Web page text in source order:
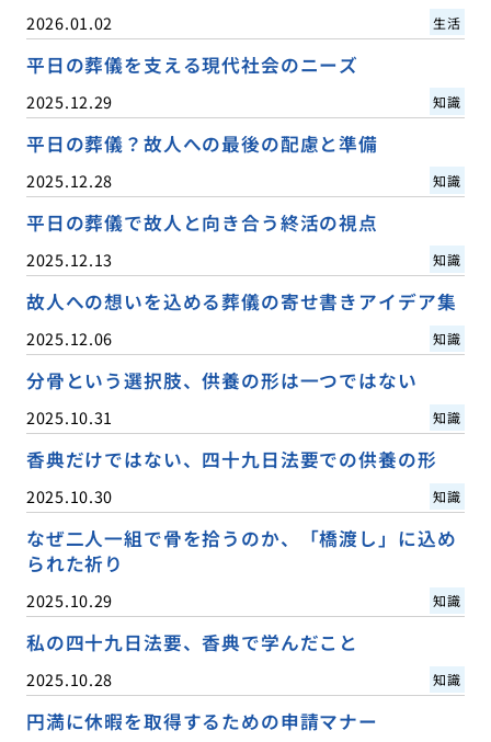
2026.01.02 生活
平日の葬儀を支える現代社会のニーズ
2025.12.29 知識
平日の葬儀？故人への最後の配慮と準備
2025.12.28 知識
平日の葬儀で故人と向き合う終活の視点
2025.12.13 知識
故人への想いを込める葬儀の寄せ書きアイデア集
2025.12.06 知識
分骨という選択肢、供養の形は一つではない
2025.10.31 知識
香典だけではない、四十九日法要での供養の形
2025.10.30 知識
なぜ二人一組で骨を拾うのか、「橋渡し」に込め
られた祈り
2025.10.29 知識
私の四十九日法要、香典で学んだこと
2025.10.28 知識
円満に休暇を取得するための申請マナー